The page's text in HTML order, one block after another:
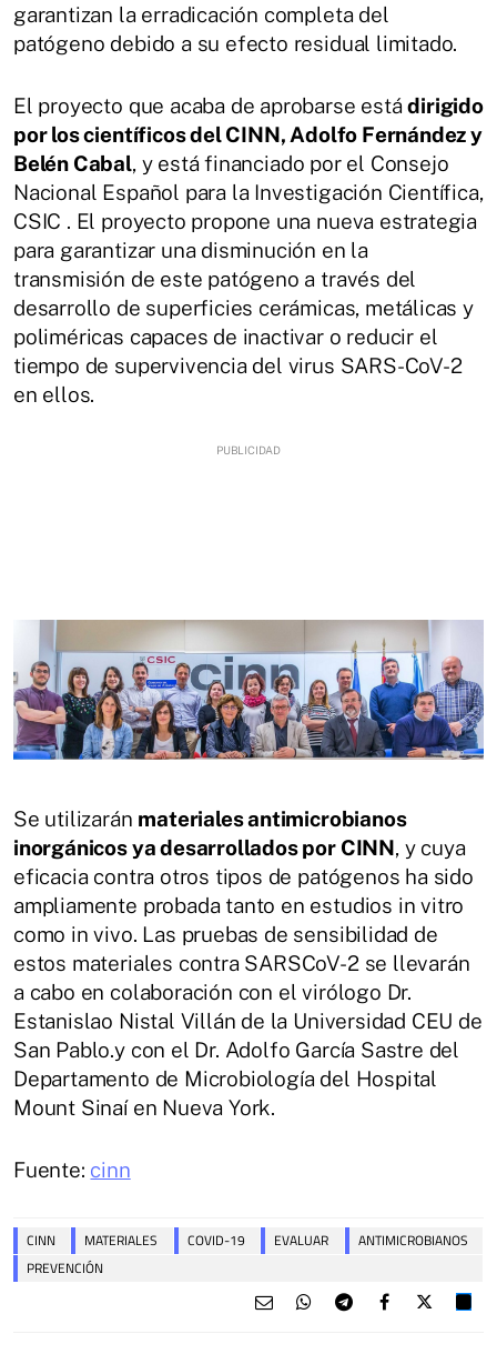
garantizan la erradicación completa del
patógeno debido a su efecto residual limitado.
El proyecto que acaba de aprobarse estádirigido
por los científicos del CINN, Adolfo Fernández y
Belén Cabal, y está financiado por el Consejo
Nacional Español para la Investigación Científica,
CSIC . El proyecto propone una nueva estrategia
para garantizar una disminución en la
transmisión de este patógeno a través del
desarrollo de superficies cerámicas, metálicas y
poliméricas capaces de inactivar o reducir el
tiempo de supervivencia del virus SARS-CoV-2
en ellos.
Se utilizarán materiales antimicrobianos
inorgánicos ya desarrollados por CINN, y cuya
eficacia contra otros tipos de patógenos ha sido
ampliamente probada tanto en estudios in vitro
como in vivo. Las pruebas de sensibilidad de
estos materiales contra SARSCoV-2 se llevarán
a cabo en colaboración con el virólogo Dr.
Estanislao Nistal Villán de la Universidad CEU de
San Pablo.y con el Dr. Adolfo García Sastre del
Departamento de Microbiología del Hospital
Mount Sinaí en Nueva York.
Fuente: cinn
CINN MATERIALES COVID-19 EVALUAR
ANTIMICROBIANOS
PREVENCIÓN